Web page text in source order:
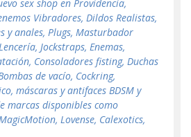
sex shop en Providencia,
Vibradores, Dildos Realistas,
y anales, Plugs, Masturbador
Jockstraps, Enemas,
Consoladores fisting, Duchas
de vacío, Cockring,
máscaras y antifaces BDSM y
marcas disponibles como
Lovense, Calexotics,